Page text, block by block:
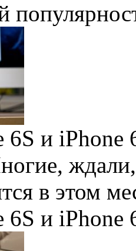
6S и iPhone
ждали,
в этом
и iPhone